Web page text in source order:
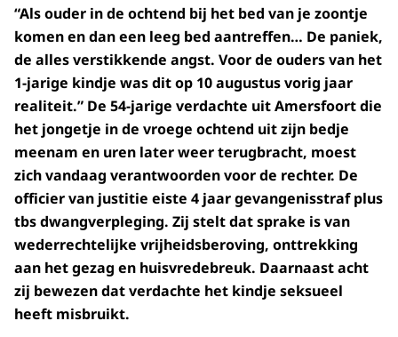
“Als ouder in de ochtend bij het bed van je zoontje
komen en dan een leeg bed aantreffen… De paniek,
de alles verstikkende angst. Voor de ouders van het
1-jarige kindje was dit op 10 augustus vorig jaar
realiteit.” De 54-jarige verdachte uit Amersfoort die
het jongetje in de vroege ochtend uit zijn bedje
meenam en uren later weer terugbracht, moest
zich vandaag verantwoorden voor de rechter. De
officier van justitie eiste 4 jaar gevangenisstraf plus
tbs dwangverpleging. Zij stelt dat sprake is van
wederrechtelijke vrijheidsberoving, onttrekking
aan het gezag en huisvredebreuk. Daarnaast acht
zij bewezen dat verdachte het kindje seksueel
heeft misbruikt.